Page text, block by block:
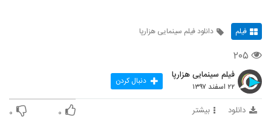
فیلم دانلود فیلم سینمایی هزارپا
۲۰۵
فیلم سینمایی هزارپا
۲۲ اسفند ۱۳۹۷ دنبال کردن
دانلود بیشتر ۰ ۰